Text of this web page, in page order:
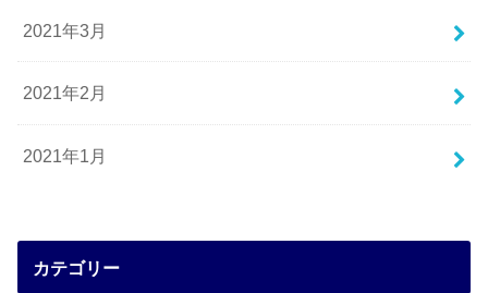
2021年3月
2021年2月
2021年1月
カテゴリー